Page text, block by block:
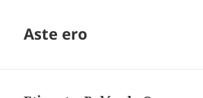
Aste ero